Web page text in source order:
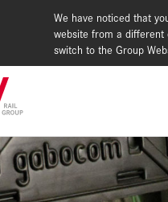
We have noticed that
website from a different
switch to the Group
Karriere im